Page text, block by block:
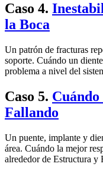
Caso 4.
la Boca
Un patrón de fracturas
soporte. Cuándo un
problema a nivel del
Caso 5. Cuándo
Fallando
Un puente, implante y
área. Cuándo la mejor
alrededor de Estructura y